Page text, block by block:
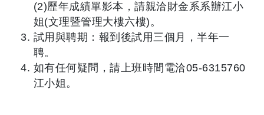
(2)歷年成績單影本，請親洽財金系系辦江小
姐(文理暨管理大樓六樓)。
試用與聘期：報到後試用三個月，半年一
聘。
如有任何疑問，請上班時間電洽05-6315760
江小姐。